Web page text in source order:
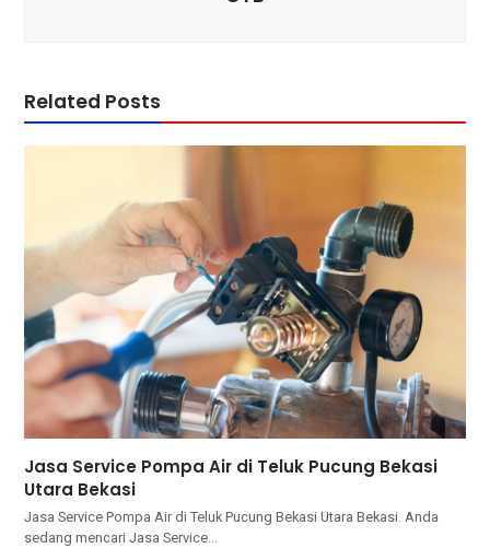
Related Posts
Jasa Service Pompa Air di Teluk Pucung Bekasi
Utara Bekasi
Jasa Service Pompa Air di Teluk Pucung Bekasi Utara Bekasi. Andа
ѕеdаng mencari Jasa Service…